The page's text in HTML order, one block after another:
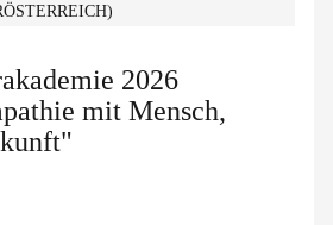
2026
mit Mensch,